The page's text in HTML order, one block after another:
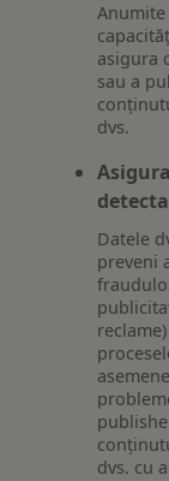
asigura
sau a
dvs.
Datele
preveni
dvs. cu